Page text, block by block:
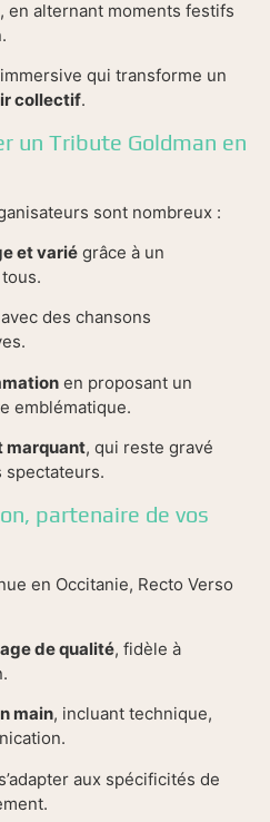
, en alternant moments festifs
qui transforme un
collectif.
un Tribute Goldman en
sont nombreux :
et varié grâce à un
avec des chansons
en proposant un
emblématique.
marquant, qui reste gravé
spectateurs.
partenaire de vos
en Occitanie, Recto Verso
de qualité, fidèle à
main, incluant technique,
aux spécificités de